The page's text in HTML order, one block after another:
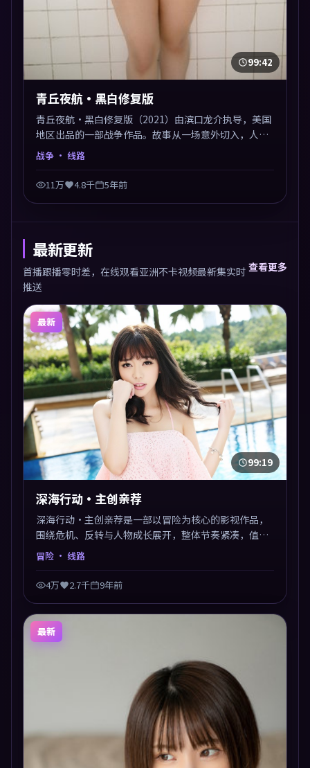
99:42
青丘夜航·黑白修复版
青丘夜航·黑白修复版（2021）由滨口龙介执导，美国
地区出品的一部战争作品。故事从一场意外切入，人物
在道德与生存之间反复摇摆，叙事层层推进，情绪克制
溅。
战争 · 线路
11万 4.8千 5年前
最新更新
首播跟播零时差，在线观看亚洲不卡视频最新集实时
推送
查看更多
最新
99:19
深海行动·主创亲荐
深海行动·主创亲荐是一部以冒险为核心的影视作品，
围绕危机、反转与人物成长展开，整体节奏紧凑，值得
推荐观看。
冒险 · 线路
4万 2.7千 9年前
最新